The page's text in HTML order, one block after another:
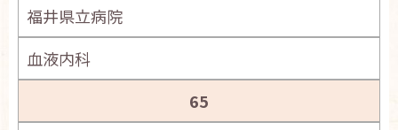
福井県立病院
血液内科
65